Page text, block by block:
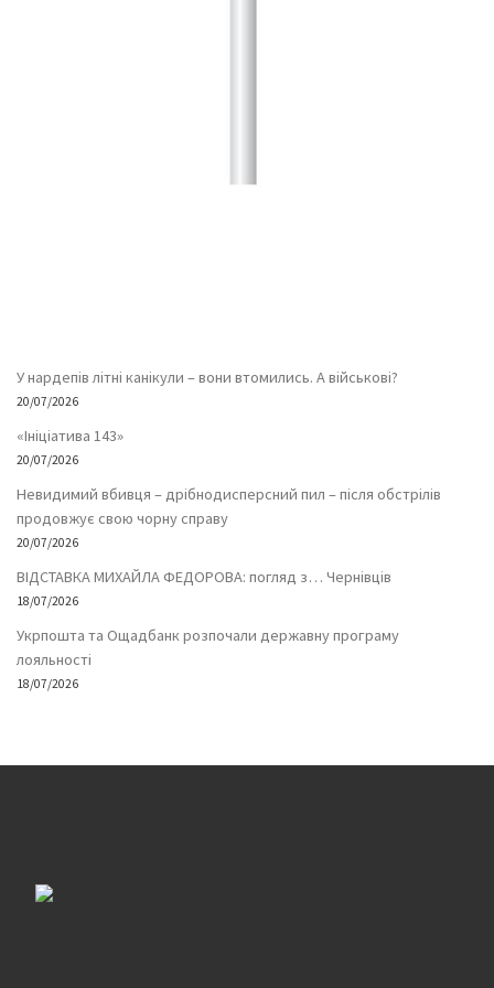
У нардепів літні канікули – вони втомились. А військові?
20/07/2026
«Ініціатива 143»
20/07/2026
Невидимий вбивця – дрібнодисперсний пил – після обстрілів
продовжує свою чорну справу
20/07/2026
ВІДСТАВКА МИХАЙЛА ФЕДОРОВА: погляд з… Чернівців
18/07/2026
Укрпошта та Ощадбанк розпочали державну програму
лояльності
18/07/2026